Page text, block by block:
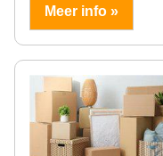
Meer info »